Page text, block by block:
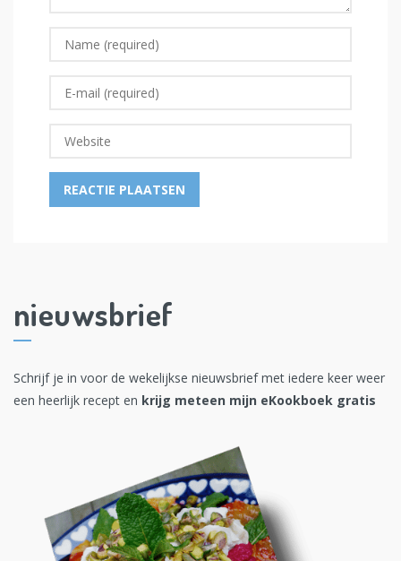
nieuwsbrief
Schrijf je in voor de wekelijkse nieuwsbrief met iedere keer weer
een heerlijk recept en krijg meteen mijn eKookboek gratis